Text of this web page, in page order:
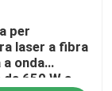
per
laser a fibra
onda
650 W a